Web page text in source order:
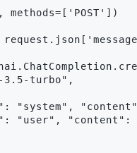
turbo",
"system", "content":
"user", "content":